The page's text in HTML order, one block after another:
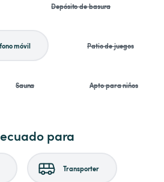
Depósito de basura
móvil Patio de juegos
Sauna Apto para niños
para
Transporter